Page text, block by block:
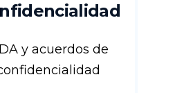
y acuerdos de